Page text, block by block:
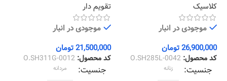
کلاسیک
موجودی در انبار
26,900,000تومان
کد محصول: O.SH285L-0042
جنسیت زنانه
تقویم دار
موجودی در انبار
21,500,000تومان
کد محصول: O.SH311G-0012
جنسیت مردانه